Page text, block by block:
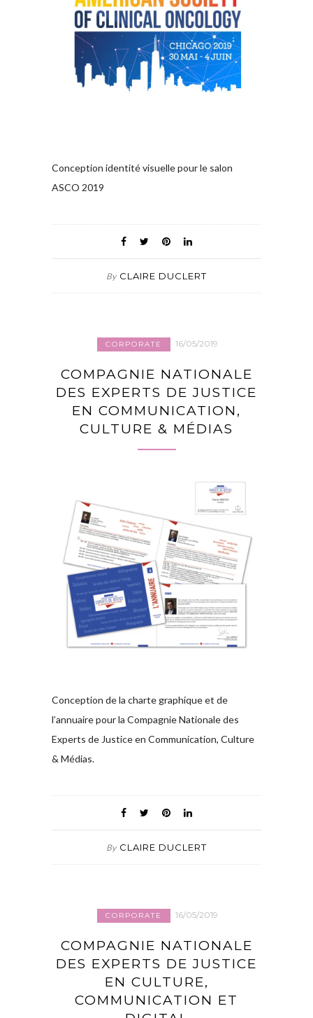
Conception identité visuelle pour le salon
ASCO 2019
By CLAIRE DUCLERT
CORPORATE 16/05/2019
COMPAGNIE NATIONALE
DES EXPERTS DE JUSTICE
EN COMMUNICATION,
CULTURE & MÉDIAS
Conception de la charte graphique et de
l’annuaire pour la Compagnie Nationale des
Experts de Justice en Communication, Culture
& Médias.
By CLAIRE DUCLERT
CORPORATE 16/05/2019
COMPAGNIE NATIONALE
DES EXPERTS DE JUSTICE
EN CULTURE,
COMMUNICATION ET